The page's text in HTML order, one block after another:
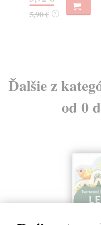
5,90 € ?
Ďalšie z
od 0